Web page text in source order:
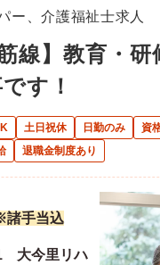
ー、介護福祉士求人
線】教育・
す！
土日祝休 日勤のみ 資
退職金制度あり
諸手当込
大今里リハ